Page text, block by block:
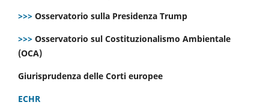
>>> Osservatorio sulla Presidenza Trump
>>> Osservatorio sul Costituzionalismo Ambientale
(OCA)
Giurisprudenza delle Corti europee
ECHR